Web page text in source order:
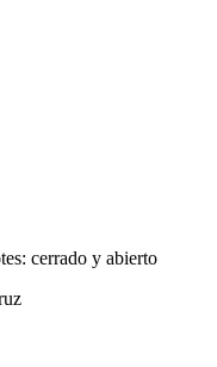
cerrado y abierto